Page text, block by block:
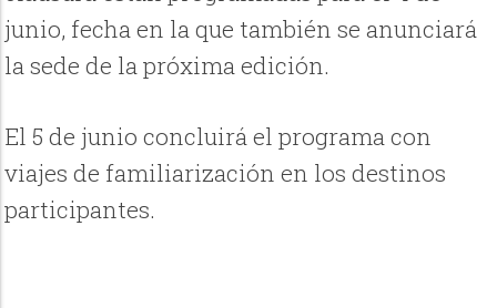
junio, fecha en la que también se anunciará
la sede de la próxima edición.
El 5 de junio concluirá el programa con
viajes de familiarización en los destinos
participantes.